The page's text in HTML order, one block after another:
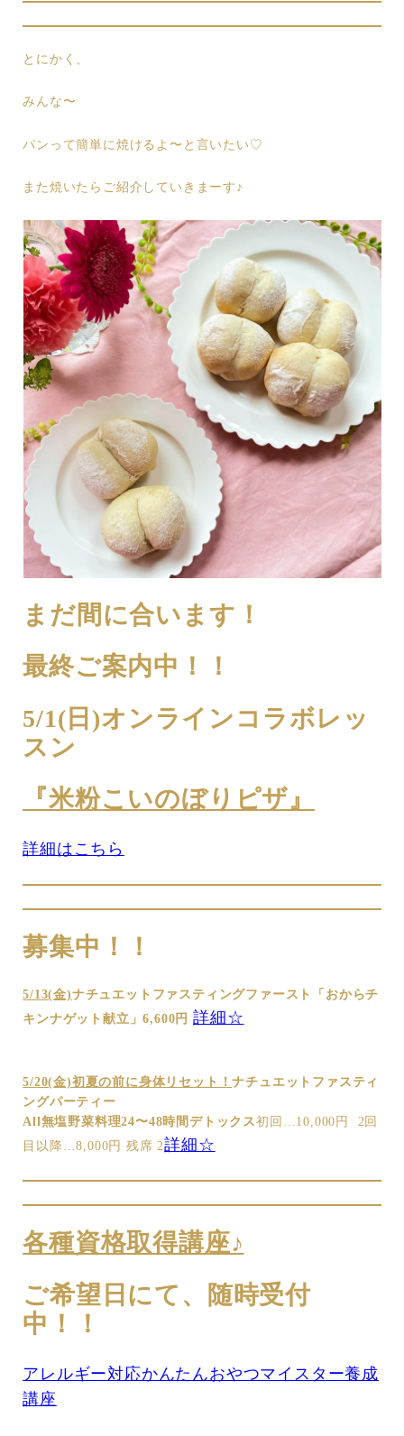
とにかく、
みんな〜
パンって簡単に焼けるよ〜と言いたい♡
また焼いたらご紹介していきまーす♪
まだ間に合います！
最終ご案内中！！
5/1(日)オンラインコラボレッ
スン
『米粉こいのぼりピザ』
詳細はこちら
募集中！！
5/13(金)ナチュエットファスティングファースト「おからチ
キンナゲット献立」6,600円 詳細☆
5/20(金)初夏の前に身体リセット！ナチュエットファスティ
ングパーティー
All無塩野菜料理24〜48時間デトックス初回…10,000円 2回
目以降…8,000円 残席 2詳細☆
各種資格取得講座♪
ご希望日にて、随時受付
中！！
アレルギー対応かんたんおやつマイスター養成
講座